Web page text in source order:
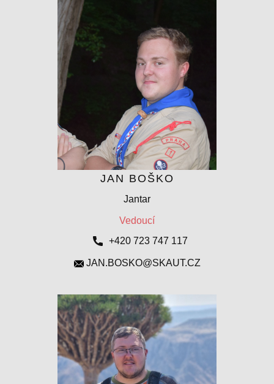
JAN BOŠKO
Jantar
Vedoucí
+420 ​723 747 117
JAN.BOSKO@SKAUT.CZ